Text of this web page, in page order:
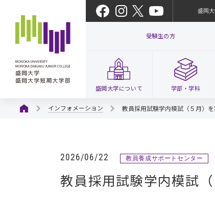
盛岡
受験生の方
盛岡大学について 学部・学科
インフォメーション 教員採用試験学内模試（５月）
2026/06/22 教員養成サポートセンター
教員採用試験学内模試